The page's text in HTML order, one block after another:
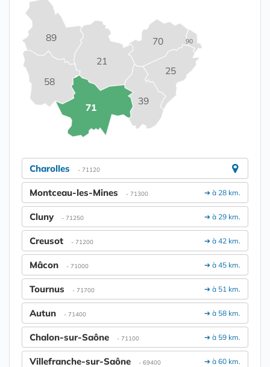
21
25
39
58
70
71
89 90
Charolles - 71120
➔ à 28 km.
Montceau-les-Mines - 71300
➔ à 29 km.
Cluny - 71250
➔ à 42 km.
Creusot - 71200
➔ à 45 km.
Mâcon - 71000
➔ à 51 km.
Tournus - 71700
➔ à 58 km.
Autun - 71400
➔ à 59 km.
Chalon-sur-Saône - 71100
➔ à 60 km.
Villefranche-sur-Saône - 69400